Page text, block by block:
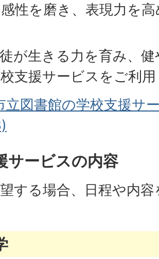
性を磨き、表現力を
が生きる力を育み、
支援サービスをご利
立図書館の学校支援サ
サービスの内容
する場合、日程や内